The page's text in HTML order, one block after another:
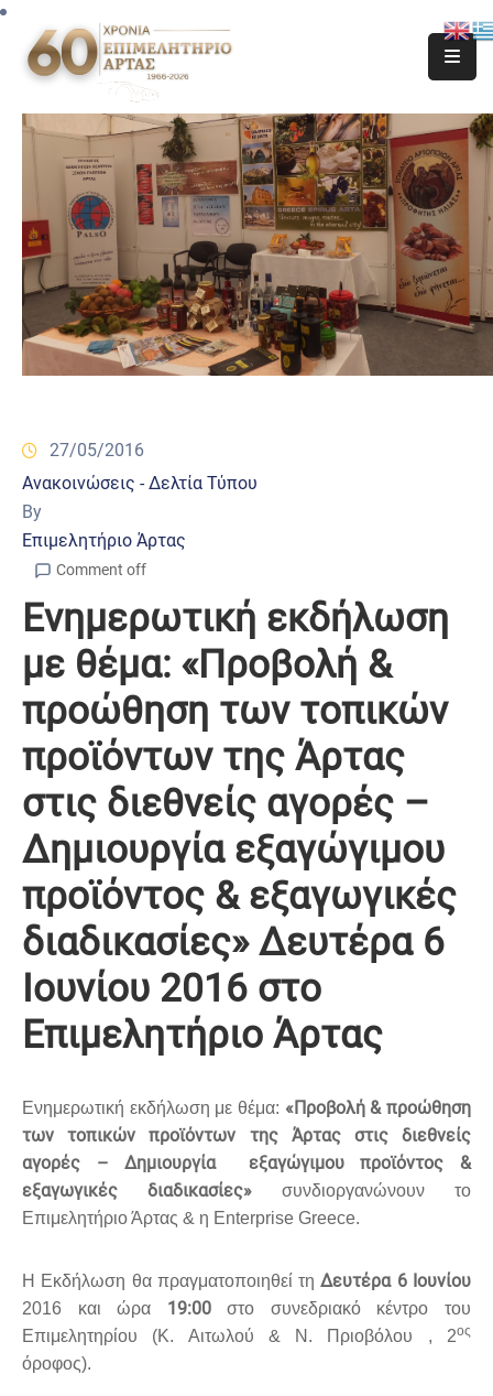
27/05/2016
Ανακοινώσεις - Δελτία Τύπου
By
Επιμελητήριο Άρτας
Comment off
Ενημερωτική εκδήλωση
με θέμα: «Προβολή &
προώθηση των τοπικών
προϊόντων της Άρτας
στις διεθνείς αγορές –
Δημιουργία εξαγώγιμου
προϊόντος & εξαγωγικές
διαδικασίες» Δευτέρα 6
Ιουνίου 2016 στο
Επιμελητήριο Άρτας
Ενημερωτική εκδήλωση με θέμα: «Προβολή & προώθηση
των τοπικών προϊόντων της Άρτας στις διεθνείς
αγορές – Δημιουργία εξαγώγιμου προϊόντος &
εξαγωγικές διαδικασίες» συνδιοργανώνουν το
Επιμελητήριο Άρτας & η Enterprise Greece.
Η Εκδήλωση θα πραγματοποιηθεί τηΔευτέρα 6 Ιουνίου
2016 και ώρα 19:00στο συνεδριακό κέντρο του
Επιμελητηρίου (Κ. Αιτωλού & Ν. Πριοβόλου , 2ος
όροφος).